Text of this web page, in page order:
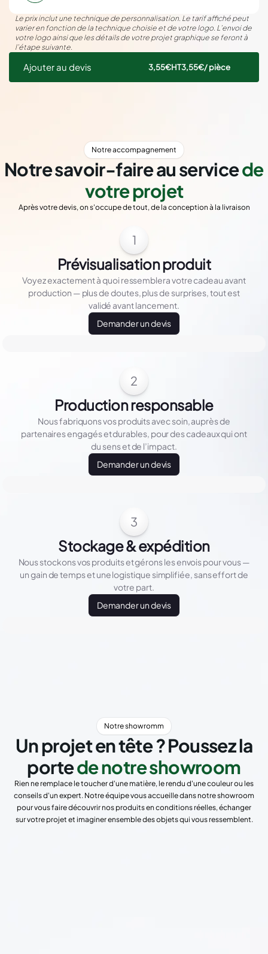
Le prix inclut une technique de personnalisation. Le tarif affiché peut
varier en fonction de la technique choisie et de votre logo. L’envoi de
votre logo ainsi que les détails de votre projet graphique se feront à
l’étape suivante.
Ajouter au devis 3,55€HT3,55€/ pièce
Notre accompagnement
Notre savoir-faire au servicede
votre projet
Après votre devis, on s'occupe de tout, de la conception à la livraison
1
Prévisualisation produit
Voyez exactement à quoi ressemblera votre cadeau avant
production — plus de doutes, plus de surprises, tout est
validé avant lancement.
Demander un devis
2
Production responsable
Nous fabriquons vos produits avec soin, auprès de
partenaires engagés et durables, pour des cadeaux qui ont
du sens et de l’impact.
Demander un devis
3
Stockage & expédition
Nous stockons vos produits et gérons les envois pour vous —
un gain de temps et une logistique simplifiée, sans effort de
votre part.
Demander un devis
Notre showromm
Un projet en tête ? Poussez la
portede notre showroom
Rien ne remplace le toucher d'une matière, le rendu d'une couleur ou les
conseils d'un expert. Notre équipe vous accueille dans notre showroom
pour vous faire découvrir nos produits en conditions réelles, échanger
sur votre projet et imaginer ensemble des objets qui vous ressemblent.